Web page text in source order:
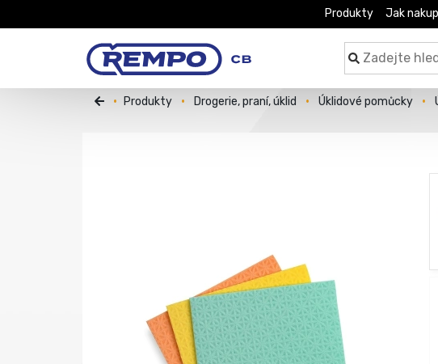
Produkty Jak
Produkty Drogerie, praní, úklid Úklidové pomůcky